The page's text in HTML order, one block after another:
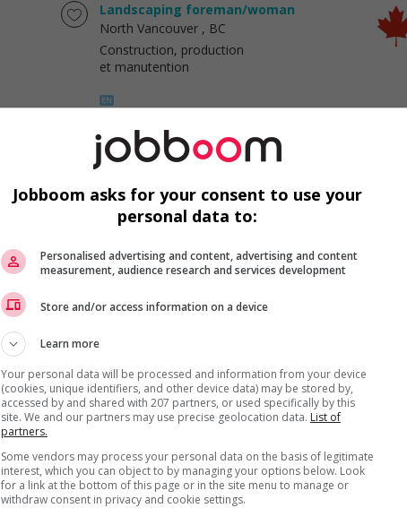
Landscaping foreman/woman
North Vancouver , BC
Construction, production
et manutention
Journeyman/woman cabinetmaker
Construction, production
et manutention
Journeyman/woman painter and
decorator
et manutention
1 - 5 de 5 résultats
Jobboom asks for your consent to use your
personal data to:
Personalised advertising and content, advertising and content
measurement, audience research and services development
Store and/or access information on a device
Learn more
Your personal data will be processed and information from your device
(cookies, unique identifiers, and other device data) may be stored by,
accessed by and shared with 207 partners, or used specifically by this
site. We and our partners may use precise geolocation data. List of
partners.
Some vendors may process your personal data on the basis of legitimate
interest, which you can object to by managing your options below. Look
for a link at the bottom of this page or in the site menu to manage or
withdraw consent in privacy and cookie settings.